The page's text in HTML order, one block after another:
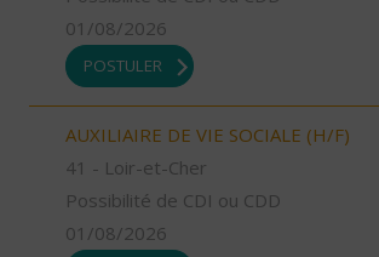
01/08/2026
POSTULER
AUXILIAIRE DE VIE SOCIALE (H/F)
41 - Loir-et-Cher
Possibilité de CDI ou CDD
01/08/2026